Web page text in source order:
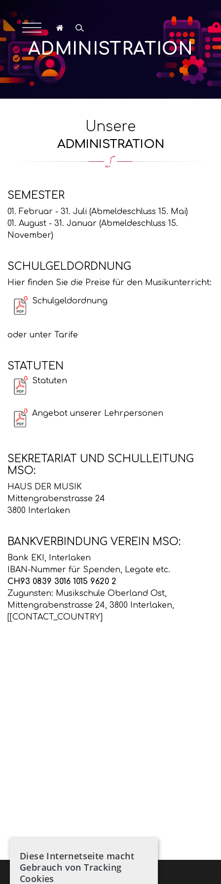
ADMINISTRATION
Unsere
ADMINISTRATION
SEMESTER
01. Februar - 31. Juli (Abmeldeschluss 15. Mai)
01. August - 31. Januar (Abmeldeschluss 15.
November)
SCHULGELDORDNUNG
Hier finden Sie die Preise für den Musikunterricht:
Schulgeldordnung
oder unter Tarife
STATUTEN
Statuten
Angebot unserer Lehrpersonen
SEKRETARIAT UND SCHULLEITUNG
MSO:
HAUS DER MUSIK
Mittengrabenstrasse 24
3800 Interlaken
BANKVERBINDUNG VEREIN MSO:
Bank EKI, Interlaken
IBAN-Nummer für Spenden, Legate etc.
CH93 0839 3016 1015 9620 2
Zugunsten: Musikschule Oberland Ost,
Mittengrabenstrasse 24, 3800 Interlaken,
[[CONTACT_COUNTRY]
Diese Internetseite macht
Gebrauch von Tracking
Cookies